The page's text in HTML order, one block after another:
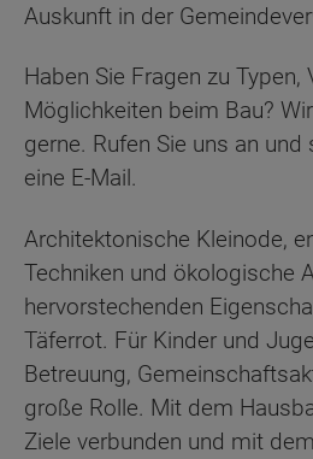
Auskunft in der
Haben Sie Fragen zu Typen,
Möglichkeiten beim Bau?
gerne. Rufen Sie uns an und
eine E-Mail.
Architektonische Kleinode,
Techniken und ökologische
hervorstechenden
Täferrot. Für Kinder und
Betreuung,
große Rolle. Mit dem
Ziele verbunden und mit